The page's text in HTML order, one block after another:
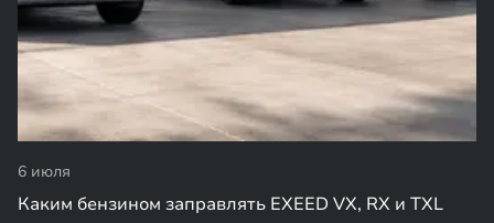
6 июля
Каким бензином заправлять EXEED VX, RX и TXL